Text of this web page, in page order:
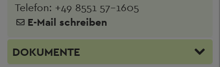
Telefon: +49 8551 57-1605
E-Mail schreiben
DOKUMENTE